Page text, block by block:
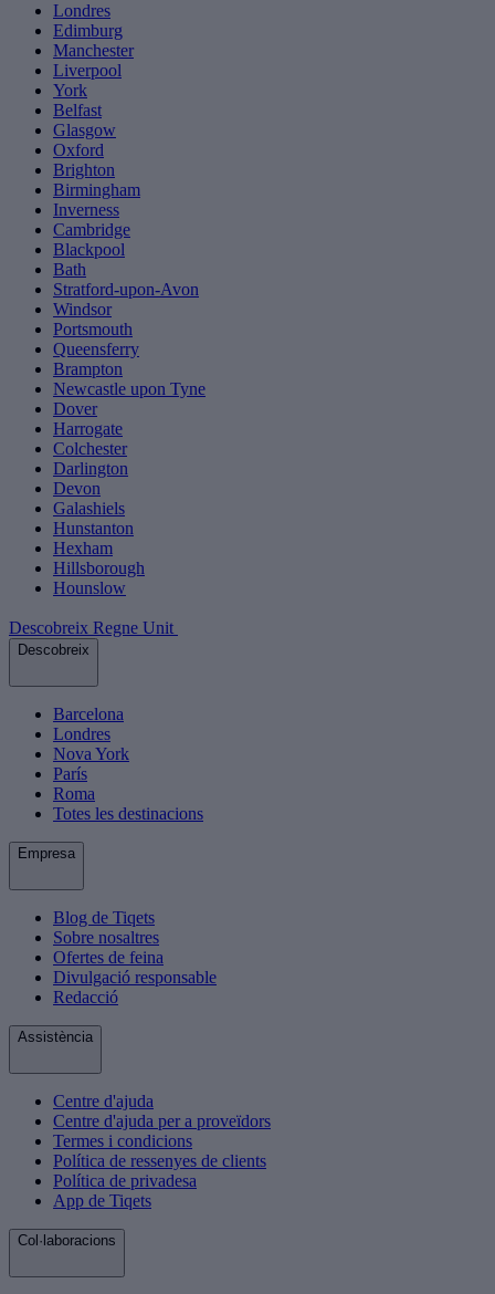
Londres
Edimburg
Manchester
Liverpool
York
Belfast
Glasgow
Oxford
Brighton
Birmingham
Inverness
Cambridge
Blackpool
Bath
Stratford-upon-Avon
Windsor
Portsmouth
Queensferry
Brampton
Newcastle upon Tyne
Dover
Harrogate
Colchester
Darlington
Devon
Galashiels
Hunstanton
Hexham
Hillsborough
Hounslow
Descobreix Regne Unit
Descobreix
Barcelona
Londres
Nova York
París
Roma
Totes les destinacions
Empresa
Blog de Tiqets
Sobre nosaltres
Ofertes de feina
Divulgació responsable
Redacció
Assistència
Centre d'ajuda
Centre d'ajuda per a proveïdors
Termes i condicions
Política de ressenyes de clients
Política de privadesa
App de Tiqets
Col·laboracions